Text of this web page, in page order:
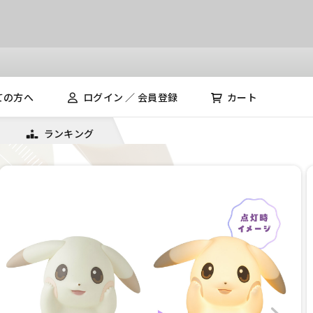
の方へ ログイン ／ 会員登録 カート
ランキング